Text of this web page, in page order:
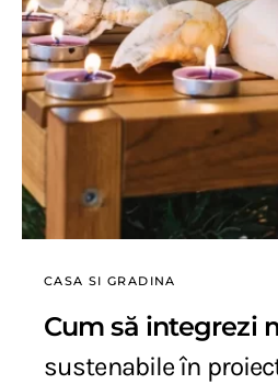
CASA SI GRADINA
Cum să integrezi
sustenabile în